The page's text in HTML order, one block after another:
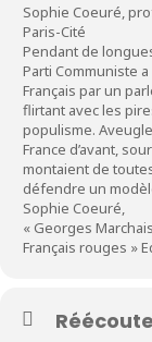
Sophie Coeuré,
Paris-Cité
Pendant de
Parti Communiste
Français par un
flirtant avec les
populisme.
France d’avant,
montaient de
défendre un
Sophie Coeuré,
« Georges
Français rouges »